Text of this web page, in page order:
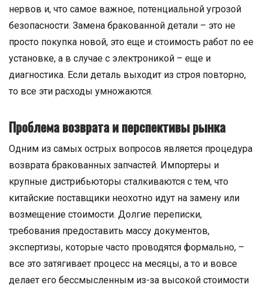
нервов и, что самое важное, потенциальной угрозой
безопасности. Замена бракованной детали – это не
просто покупка новой, это еще и стоимость работ по ее
установке, а в случае с электроникой – еще и
диагностика. Если деталь выходит из строя повторно,
то все эти расходы умножаются.
Проблема возврата и перспективы рынка
Одним из самых острых вопросов является процедура
возврата бракованных запчастей. Импортеры и
крупные дистрибьюторы сталкиваются с тем, что
китайские поставщики неохотно идут на замену или
возмещение стоимости. Долгие переписки,
требования предоставить массу документов,
экспертизы, которые часто проводятся формально, –
все это затягивает процесс на месяцы, а то и вовсе
делает его бессмысленным из-за высокой стоимости